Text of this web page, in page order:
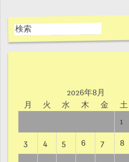
2026年8月
月
火 水 木 金 土
1
3 4 5 6 7 8